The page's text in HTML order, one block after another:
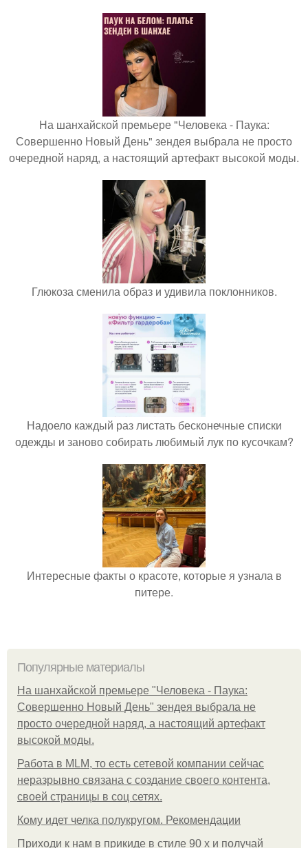
На шанхайской премьере "Человека - Паука:
Совершенно Новый День" зендея выбрала не просто
очередной наряд, а настоящий артефакт высокой моды.
Глюкоза сменила образ и удивила поклонников.
Надоело каждый раз листать бесконечные списки
одежды и заново собирать любимый лук по кусочкам?
Интересные факты о красоте, которые я узнала в
питере.
Популярные материалы
На шанхайской премьере "Человека - Паука:
Совершенно Новый День" зендея выбрала не
просто очередной наряд, а настоящий артефакт
высокой моды.
Работа в MLM, то есть сетевой компании сейчас
неразрывно связана с создание своего контента,
своей страницы в соц сетях.
Кому идет челка полукругом. Рекомендации
Приходи к нам в прикиде в стиле 90 х и получай